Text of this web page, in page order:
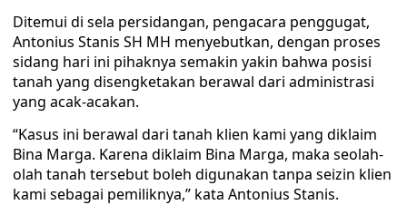
Ditemui di sela persidangan, pengacara penggugat,
Antonius Stanis SH MH menyebutkan, dengan proses
sidang hari ini pihaknya semakin yakin bahwa posisi
tanah yang disengketakan berawal dari administrasi
yang acak-acakan.
“Kasus ini berawal dari tanah klien kami yang diklaim
Bina Marga. Karena diklaim Bina Marga, maka seolah-
olah tanah tersebut boleh digunakan tanpa seizin klien
kami sebagai pemiliknya,” kata Antonius Stanis.